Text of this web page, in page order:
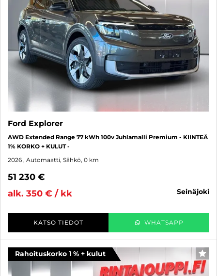
Ford Explorer
AWD Extended Range 77 kWh 100v Juhlamalli Premium - KIINTEÄ
1% KORKO + KULUT -
2026 , Automaatti, Sähkö, 0 km
51 230 €
alk. 350 € / kk
seinäjoki
KATSO TIEDOT WHATSAPP
Rahoituskorko 1 % + kulut